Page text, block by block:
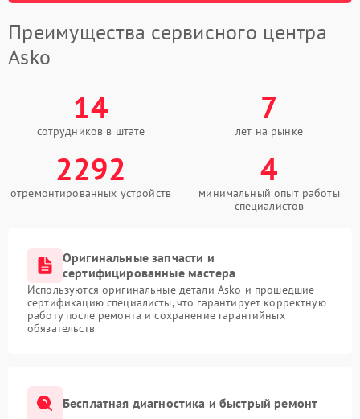
Преимущества сервисного центра
Asko
14
сотрудников в штате
7
лет на рынке
2292
отремонтированных устройств
4
минимальный опыт работы
специалистов
Оригинальные запчасти и
сертифицированные мастера
Используются оригинальные детали Asko и прошедшие
сертификацию специалисты, что гарантирует корректную
работу после ремонта и сохранение гарантийных
обязательств
Бесплатная диагностика и быстрый ремонт